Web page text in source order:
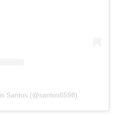
Santos (@santos6598)